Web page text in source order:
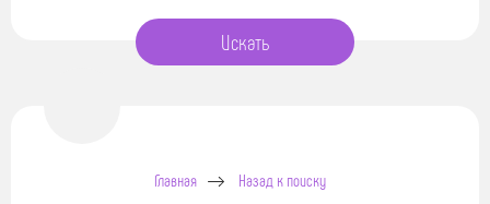
Главная Назад к поиску